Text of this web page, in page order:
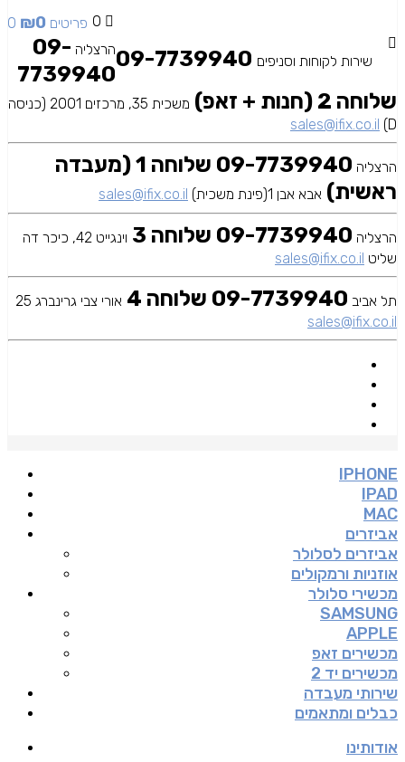
0 0 פריטים ₪0
שירות לקוחות וסניפים
הרצליה 09-
7739940
שלוחה 2 (חנות + זאפ)
משכית 35, מרכזים 2001 (כניסה
D)
sales@ifix.co.il
הרצליה
09-7739940 שלוחה 1 (מעבדה
ראשית) אבא אבן 1(פינת משכית) sales@ifix.co.il
הרצליה 09-7739940 שלוחה 3
וינגייט 42, כיכר דה
שליט sales@ifix.co.il
תל אביב 09-7739940 שלוחה 4
אורי צבי גרינברג 25
sales@ifix.co.il
IPHONE
IPAD
MAC
אביזרים
אביזרים לסלולר
אוזניות ורמקולים
מכשירי סלולר
SAMSUNG
APPLE
מכשירים זאפ
מכשירים יד 2
שירותי מעבדה
כבלים ומתאמים
אודותינו